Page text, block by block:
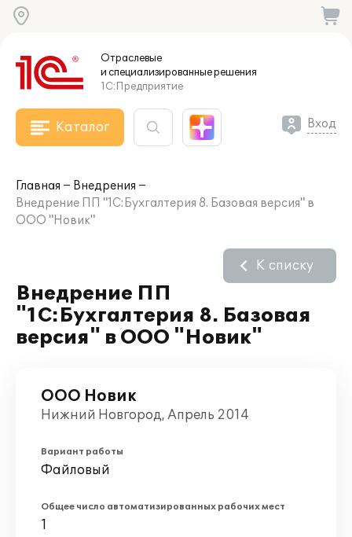
Отраслевые
и специализированныерешения
1С:Предприятие
Каталог Вход
Главная
Внедрения
Внедрение ПП "1С:Бухгалтерия 8. Базовая версия" в
ООО "Новик"
Внедрение ПП
"1С:Бухгалтерия 8. Базовая
версия" в ООО "Новик"
К списку
ООО Новик
Нижний Новгород, Апрель 2014
Вариант работы
Файловый
Общее число автоматизированных рабочих мест
1